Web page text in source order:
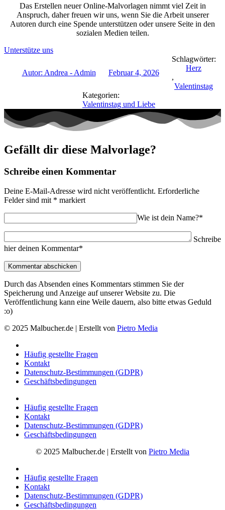
Das Erstellen neuer Online-Malvorlagen nimmt viel Zeit in
Anspruch, daher freuen wir uns, wenn Sie die Arbeit unserer
Autoren durch eine Spende unterstützen oder unsere Seite in den
sozialen Medien teilen.
Unterstütze uns
Autor: Andrea - Admin Februar 4, 2026
Schlagwörter:
Herz
,
Valentinstag
Kategorien:
Valentinstag und Liebe
Gefällt dir diese Malvorlage?
Schreibe einen Kommentar
Deine E-Mail-Adresse wird nicht veröffentlicht. Erforderliche
Felder sind mit * markiert
Wie ist dein Name?*
Schreibe
hier deinen Kommentar*
Durch das Absenden eines Kommentars stimmen Sie der
Speicherung und Anzeige auf unserer Website zu. Die
Veröffentlichung kann eine Weile dauern, also bitte etwas Geduld
:o)
© 2025 Malbucher.de | Erstellt von Pietro Media
Häufig gestellte Fragen
Kontakt
Datenschutz-Bestimmungen (GDPR)
Geschäftsbedingungen
Häufig gestellte Fragen
Kontakt
Datenschutz-Bestimmungen (GDPR)
Geschäftsbedingungen
© 2025 Malbucher.de | Erstellt von Pietro Media
Häufig gestellte Fragen
Kontakt
Datenschutz-Bestimmungen (GDPR)
Geschäftsbedingungen